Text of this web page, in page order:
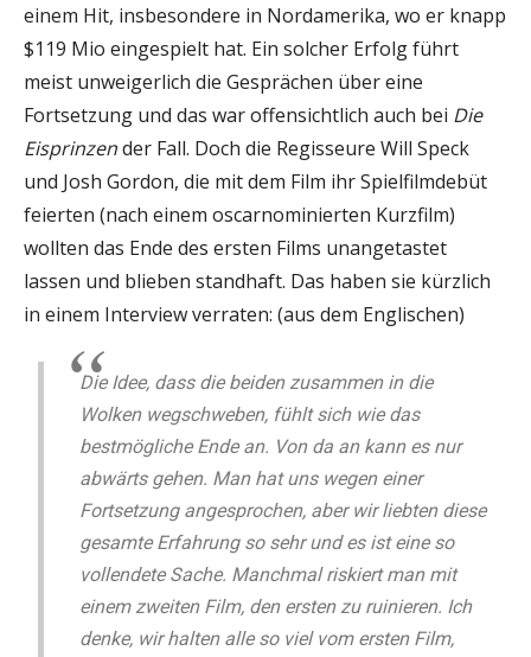
einem Hit, insbesondere in Nordamerika, wo er knapp
$119 Mio eingespielt hat. Ein solcher Erfolg führt
meist unweigerlich die Gesprächen über eine
Fortsetzung und das war offensichtlich auch bei Die
Eisprinzender Fall. Doch die Regisseure Will Speck
und Josh Gordon, die mit dem Film ihr Spielfilmdebüt
feierten (nach einem oscarnominierten Kurzfilm)
wollten das Ende des ersten Films unangetastet
lassen und blieben standhaft. Das haben sie kürzlich
in einem Interview verraten: (aus dem Englischen)
Die Idee, dass die beiden zusammen in die
Wolken wegschweben, fühlt sich wie das
bestmögliche Ende an. Von da an kann es nur
abwärts gehen. Man hat uns wegen einer
Fortsetzung angesprochen, aber wir liebten diese
gesamte Erfahrung so sehr und es ist eine so
vollendete Sache. Manchmal riskiert man mit
einem zweiten Film, den ersten zu ruinieren. Ich
denke, wir halten alle so viel vom ersten Film,